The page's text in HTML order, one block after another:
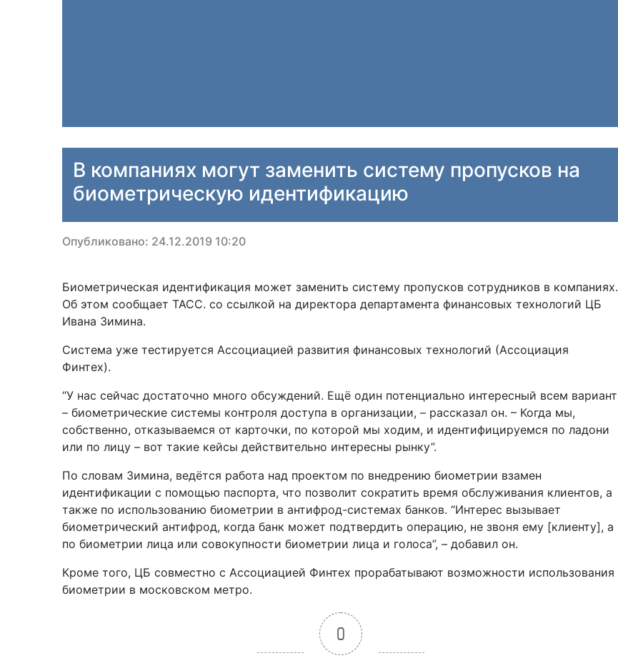
В компаниях могут заменить систему пропусков на
биометрическую идентификацию
Опубликовано: 24.12.2019 10:20
Биометрическая идентификация может заменить систему пропусков сотрудников в компаниях.
Об этом сообщает ТАСС. со ссылкой на директора департамента финансовых технологий ЦБ
Ивана Зимина.
Система уже тестируется Ассоциацией развития финансовых технологий (Ассоциация
Финтех).
“У нас сейчас достаточно много обсуждений. Ещё один потенциально интересный всем вариант
– биометрические системы контроля доступа в организации, – рассказал он. – Когда мы,
собственно, отказываемся от карточки, по которой мы ходим, и идентифицируемся по ладони
или по лицу – вот такие кейсы действительно интересны рынку”.
По словам Зимина, ведётся работа над проектом по внедрению биометрии взамен
идентификации с помощью паспорта, что позволит сократить время обслуживания клиентов, а
также по использованию биометрии в антифрод-системах банков. “Интерес вызывает
биометрический антифрод, когда банк может подтвердить операцию, не звоня ему [клиенту], а
по биометрии лица или совокупности биометрии лица и голоса”, – добавил он.
Кроме того, ЦБ совместно с Ассоциацией Финтех прорабатывают возможности использования
биометрии в московском метро.
0